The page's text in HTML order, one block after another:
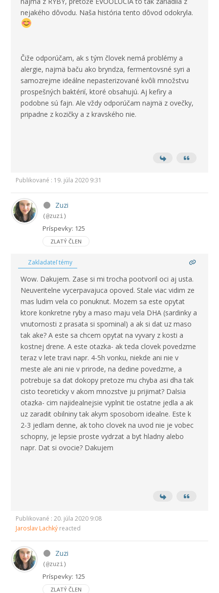
nejakého dôvodu. Naša história tento dôvod odokryla.
Čiže odporúčam, ak s tým človek nemá problémy a
alergie, najmä baču ako bryndza, fermentovsné syri a
samozrejme ideálne nepasterizované kvôli množstvu
prospešných baktérií, ktoré obsahujú. Aj kefiry a
podobne sú fajn. Ale vždy odporúčam najmä z ovečky,
pripadne z kozičky a z kravského nie.
Publikované : 19. júla 2020 9:31
Zuzi
(@zuzi)
Príspevky: 125
ZLATÝ ČLEN
Zakladateľ témy
Wow. Dakujem. Zase si mi trocha pootvoril oci aj usta.
Neuveritelne vycerpavajuca opoved. Stale viac vidim ze
mas ludim vela co ponuknut. Mozem sa este opytat
ktore konkretne ryby a maso maju vela DHA (sardinky a
vnutornosti z prasata si spominal) a ak si dat uz maso
tak ake? A este sa chcem opytat na vyvary z kosti a
kostnej drene. A este otazka- ak teda clovek povedzme
teraz v lete travi napr. 4-5h vonku, niekde ani nie v
meste ale ani nie v prirode, na dedine povedzme, a
potrebuje sa dat dokopy pretoze mu chyba asi dha tak
cisto teoreticky v akom mnozstve ju prijimat? Dalsia
otazka- cim najidealnejsie vyplnit tie ostatne jedla a ak
uz zaradit obilniny tak akym sposobom idealne. Este k
2-3 jedlam denne, ak toho clovek na uvod nie je vobec
schopny, je lepsie proste vydrzat a byt hladny alebo
napr. Dat si ovocie? Dakujem
Publikované : 20. júla 2020 9:08
Jaroslav Lachký reacted
Zuzi
(@zuzi)
Príspevky: 125
ZLATÝ ČLEN